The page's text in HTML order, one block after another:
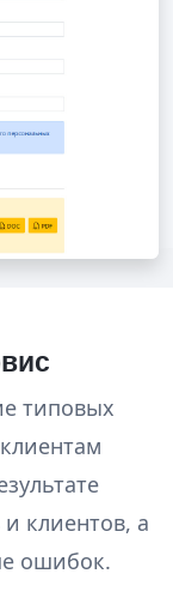
типовых
клиентов, а
ошибок.